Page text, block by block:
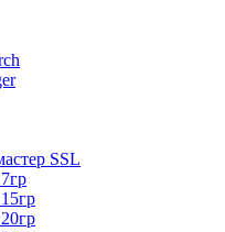
SSL